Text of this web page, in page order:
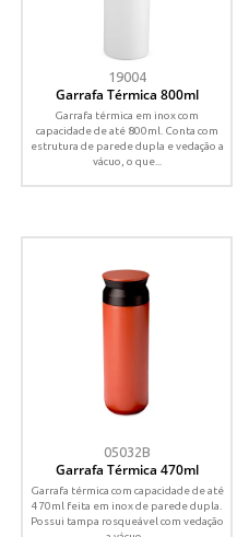
19004
Garrafa Térmica 800ml
Garrafa térmica em inox com
capacidade de até 800ml. Conta com
estrutura de parede dupla e vedação a
vácuo, o que...
05032B
Garrafa Térmica 470ml
Garrafa térmica com capacidade de até
470ml feita em inox de parede dupla.
Possui tampa rosqueável com vedação